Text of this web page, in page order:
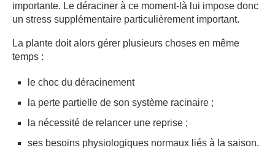
importante. Le déraciner à ce moment-là lui impose donc
un stress supplémentaire particulièrement important.
La plante doit alors gérer plusieurs choses en même
temps :
le choc du déracinement
la perte partielle de son système racinaire ;
la nécessité de relancer une reprise ;
ses besoins physiologiques normaux liés à la saison.